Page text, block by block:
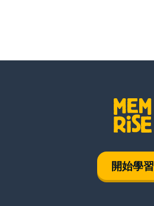
開始學習